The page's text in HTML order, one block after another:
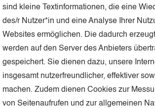
sind kleine Textinformationen, die eine
des/r Nutzer*in und eine Analyse Ihrer
Websites ermöglichen. Die dadurch
werden auf den Server des Anbieters
gespeichert. Sie dienen dazu, unsere
insgesamt nutzerfreundlicher, effektiver
machen. Zudem dienen Cookies zur
von Seitenaufrufen und zur allgemeinen